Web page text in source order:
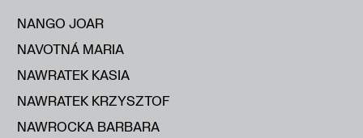
NANGO JOAR
NAVOTNÁ MARIA
NAWRATEK KASIA
NAWRATEK KRZYSZTOF
NAWROCKA BARBARA